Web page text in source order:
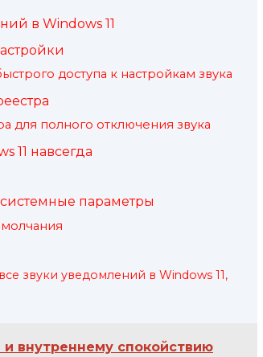
в Windows 11
доступа к настройкам звука
для полного отключения звука
11 навсегда
параметры
звуки уведомлений в Windows 11,
и внутреннему спокойствию